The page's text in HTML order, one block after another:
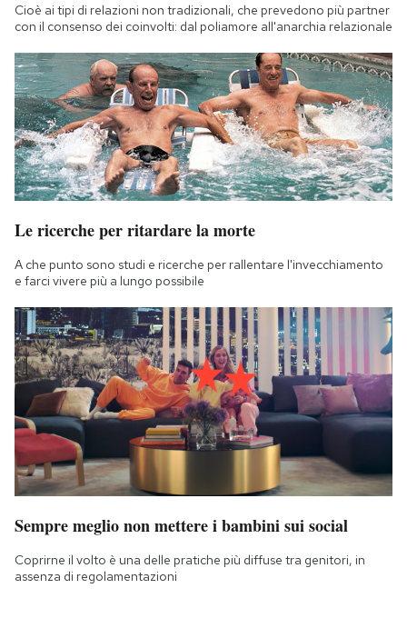
Cioè ai tipi di relazioni non tradizionali, che prevedono più partner
con il consenso dei coinvolti: dal poliamore all'anarchia relazionale
Le ricerche per ritardare la morte
A che punto sono studi e ricerche per rallentare l'invecchiamento
e farci vivere più a lungo possibile
Sempre meglio non mettere i bambini sui social
Coprirne il volto è una delle pratiche più diffuse tra genitori, in
assenza di regolamentazioni